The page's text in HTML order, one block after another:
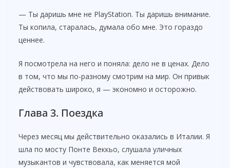
— Ты даришь мне не PlayStation. Ты даришь внимание.
Ты копила, старалась, думала обо мне. Это гораздо
ценнее.
Я посмотрела на него и поняла: дело не в ценах. Дело
в том, что мы по-разному смотрим на мир. Он привык
действовать широко, я — экономно и осторожно.
Глава 3. Поездка
Через месяц мы действительно оказались в Италии. Я
шла по мосту Понте Веккьо, слушала уличных
музыкантов и чувствовала, как меняется мой